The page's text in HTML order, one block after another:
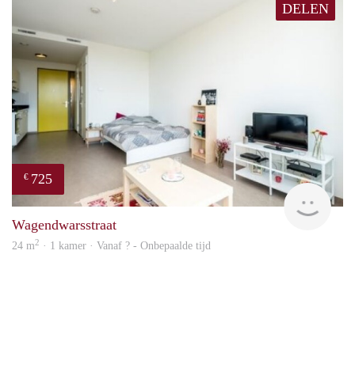
DELEN
€ 725
Wagendwarsstraat
24 m2 · 1 kamer · Vanaf ? - Onbepaalde tijd